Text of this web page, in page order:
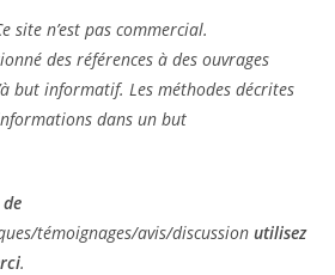
site n’est pas commercial.
des références à des ouvrages
but informatif. Les méthodes décrites
dans un but
de
témoignages/avis/discussionutilisez
.